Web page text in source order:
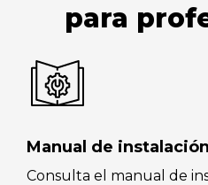
para
Manual de instalación
Consulta el manual de